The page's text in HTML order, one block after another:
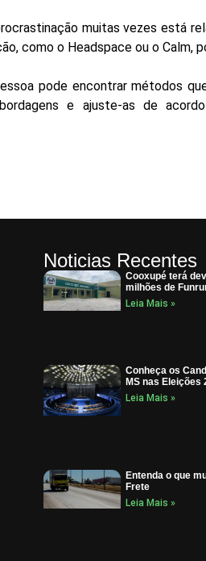
muitas vezes está
como o Headspace ou o Calm,
pode encontrar métodos
e ajuste-as de
Noticias Recentes
Cooxupé terá
milhões de
Leia Mais »
Conheça os
MS nas Eleições
Leia Mais »
Entenda o que
Frete
Leia Mais »